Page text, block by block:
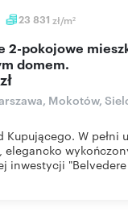
23 831 zł/m2
domem.
Mokotów,
Kupującego. W pełni
elegancko
inwestycji "Belvedere